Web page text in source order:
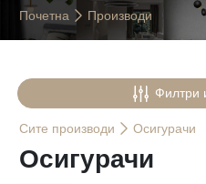
Почетна Производи
Сите производи Осигурачи
Осигурачи